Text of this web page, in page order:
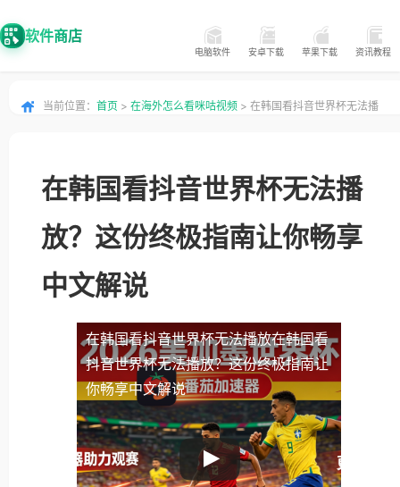
软件商店
电脑软件 安卓下载 苹果下载 资讯教程
当前位置： 首页 > 在海外怎么看咪咕视频 > 在韩国看抖音世界杯无法播
在韩国看抖音世界杯无法播
放？这份终极指南让你畅享
中文解说
在韩国看抖音世界杯无法播放在韩国看
抖音世界杯无法播放？这份终极指南让
你畅享中文解说